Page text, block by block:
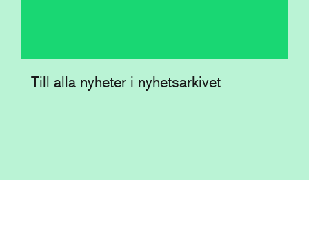
Till alla nyheter i nyhetsarkivet